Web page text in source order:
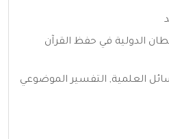
الدولية في حفظ القرآن
العلمية, التفسير الموضوعي